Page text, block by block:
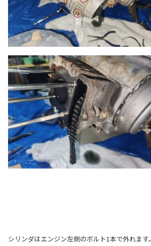
シリンダはエンジン左側のボルト1本で外れます。